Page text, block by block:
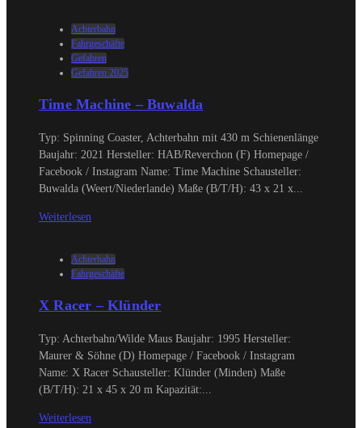
Achterbahn
Fahrgeschäfte
Gefahren
Gefahren 2025
Time Machine – Buwalda
Typ: Spinning Coaster, Achterbahn mit 430 m Schienenlänge
Baujahr: 2021 Hersteller: HAB/Reverchon (F) Homepage /
Facebook / Instagram Name: Time Machine Schausteller:
Buwalda (Weert/Niederlande) Maße (B/T/H): 43 x 21 x...
Weiterlesen
Achterbahn
Fahrgeschäfte
X Racer – Klünder
Typ: Achterbahn/Wilde Maus Baujahr: 1995 Hersteller:
Maurer & Söhne (D) Homepage / Facebook / Instagram
Name: X Racer Schausteller: Klünder (Minden) Maße
(B/T/H): 21 x 45 x 20 m Kapazität:...
Weiterlesen